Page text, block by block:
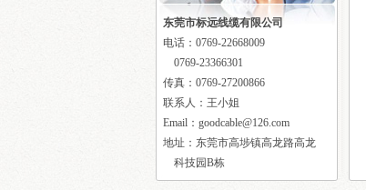
控系统中充当报警探测..
怎样使用线缆测试仪
线缆制作完毕后，应当用线缆
测试仪进行测试。常用..
智能建筑中主要有哪几种电..
智能建筑中主要有哪几种电
梯？主要有哪几种控制方..
东莞市标远线缆有限公司
电话： 0769-22668009
0769-23366301
传真：0769-27200866
联系人：王小姐
Email：goodcable@126.com
地址：东莞市高埗镇高龙路高龙
科技园B栋